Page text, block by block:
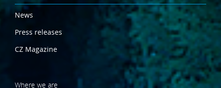
News
Press releases
CZ Magazine
Where we are